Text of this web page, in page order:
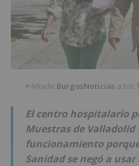
★Añade BurgosNoticias a tus
El centro hospitalario
Muestras de
funcionamiento
Sanidad se negó a